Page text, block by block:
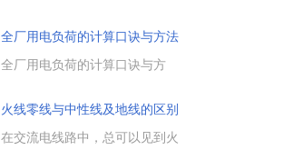
线又细分为日负荷曲线、日平均
负荷曲线、负荷持续曲线与年负
荷曲线等。...
全厂用电负荷的计算口诀与方法
全厂用电负荷的计算口诀与方
织和化工，有的设备连续行，有
的时开时又停，全厂用电负荷的
计算口诀实例详解。...
火线零线与中性线及地线的区别
在交流电线路中，总可以见到火